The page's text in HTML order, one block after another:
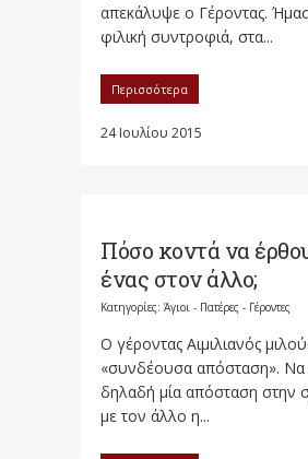
απεκάλυψε ο Γέροντας.
φιλική συντροφιά, στα...
Περισσότερα
24 Ιουλίου 2015
Πόσο κοντά να
ένας στον άλλο;
Κατηγορίες: Άγιοι - Πατέρες - Γέροντες
Ο γέροντας Αιμιλιανός
«συνδέουσα απόσταση». Να
δηλαδή μία απόσταση στην
με τον άλλο η...